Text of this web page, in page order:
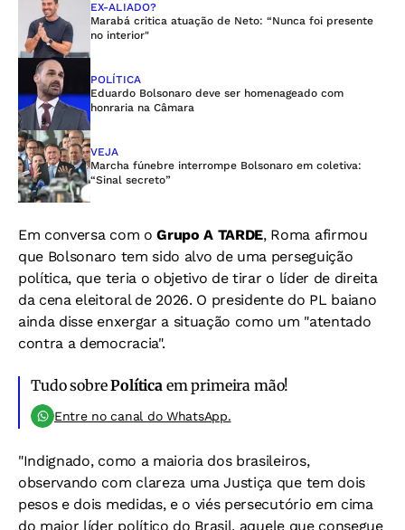
EX-ALIADO?
Marabá critica atuação de Neto: “Nunca foi presente
no interior"
POLÍTICA
Eduardo Bolsonaro deve ser homenageado com
honraria na Câmara
VEJA
Marcha fúnebre interrompe Bolsonaro em coletiva:
“Sinal secreto”
Em conversa com oGrupo A TARDE, Roma afirmou
que Bolsonaro tem sido alvo de uma perseguição
política, que teria o objetivo de tirar o líder de direita
da cena eleitoral de 2026. O presidente do PL baiano
ainda disse enxergar a situação como um "atentado
contra a democracia".
Tudo sobrePolíticaem primeira mão!
Entre no canal do WhatsApp.
"Indignado, como a maioria dos brasileiros,
observando com clareza uma Justiça que tem dois
pesos e dois medidas, e o viés persecutório em cima
do maior líder político do Brasil, aquele que consegue